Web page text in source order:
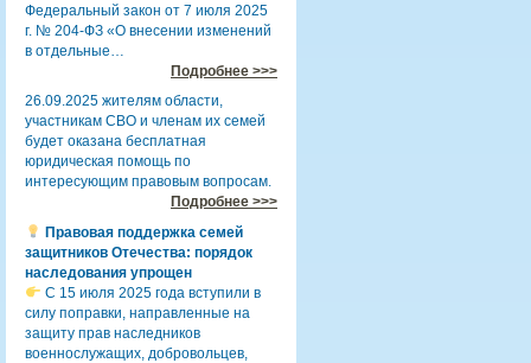
Федеральный закон от 7 июля 2025
г. № 204-ФЗ «О внесении изменений
в отдельные…
Подробнее >>>
26.09.2025 жителям области,
участникам СВО и членам их семей
будет оказана бесплатная
юридическая помощь по
интересующим правовым вопросам.
Подробнее >>>
Правовая поддержка семей
защитников Отечества: порядок
наследования упрощен
С 15 июля 2025 года вступили в
силу поправки, направленные на
защиту прав наследников
военнослужащих, добровольцев,